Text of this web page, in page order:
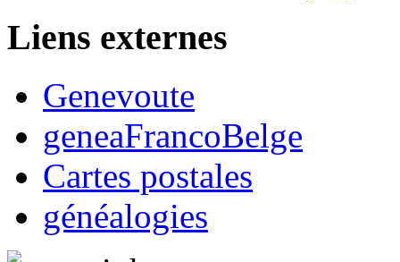
Liens externes
Genevoute
geneaFrancoBelge
Cartes postales
généalogies